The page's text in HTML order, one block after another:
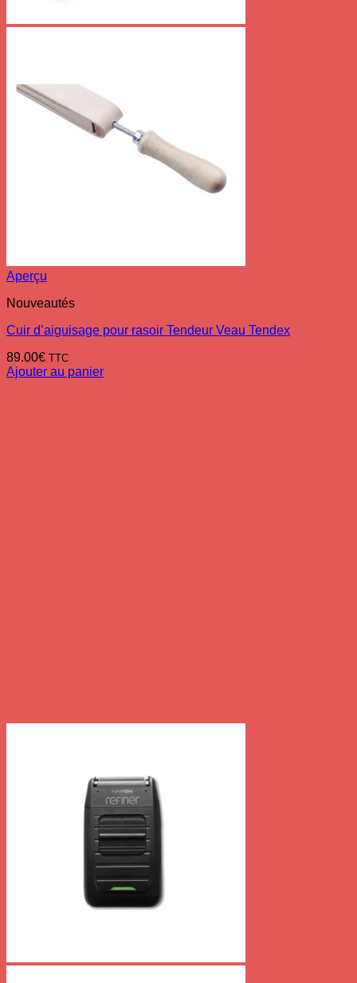
Aperçu
Nouveautés
Cuir d’aiguisage pour rasoir Tendeur Veau Tendex
89.00€ TTC
Ajouter au panier